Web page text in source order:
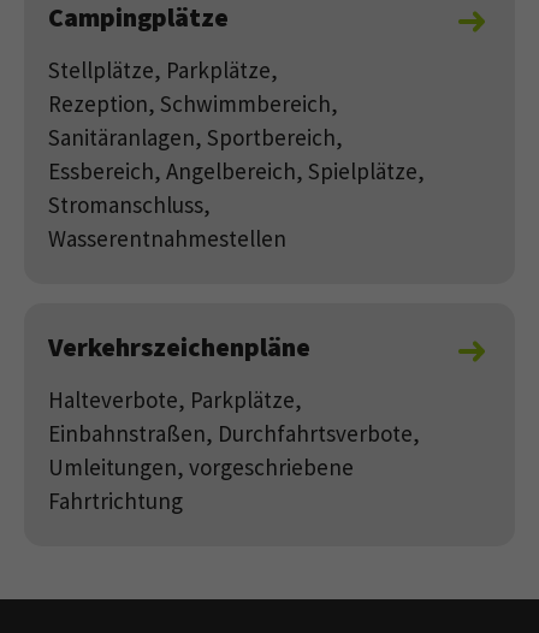
Campingplätze
Stellplätze, Parkplätze,
Rezeption, Schwimmbereich,
Sanitäranlagen, Sportbereich,
Essbereich, Angelbereich, Spielplätze,
Stromanschluss,
Wasserentnahmestellen
Verkehrszeichenpläne
Halteverbote, Parkplätze,
Einbahnstraßen, Durchfahrtsverbote,
Umleitungen, vorgeschriebene
Fahrtrichtung